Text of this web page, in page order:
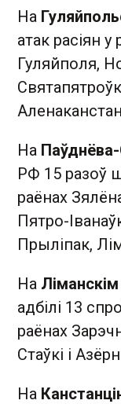
На
атак расіян
Гуляйполя,
На
РФ 15 разоў
раёнах
Пятро-
Прыліпак,
На Ліманскім
адбілі 13
раёнах
Стаўкі і
На